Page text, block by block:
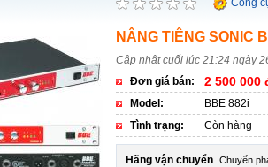
Công
NÂNG TIÊNG SONIC
Cập nhật cuối lúc 21:24 ngày
Đơn giá bán:
2 500 000
Model:
BBE 882i
Tình trạng:
Còn hàng
Hãng vận chuyển